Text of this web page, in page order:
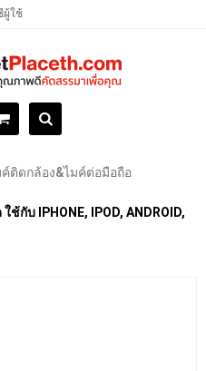
ใช้
ติดกล้อง&ไมค์ต่อมือถือ
กับ IPHONE, IPOD, ANDROID,